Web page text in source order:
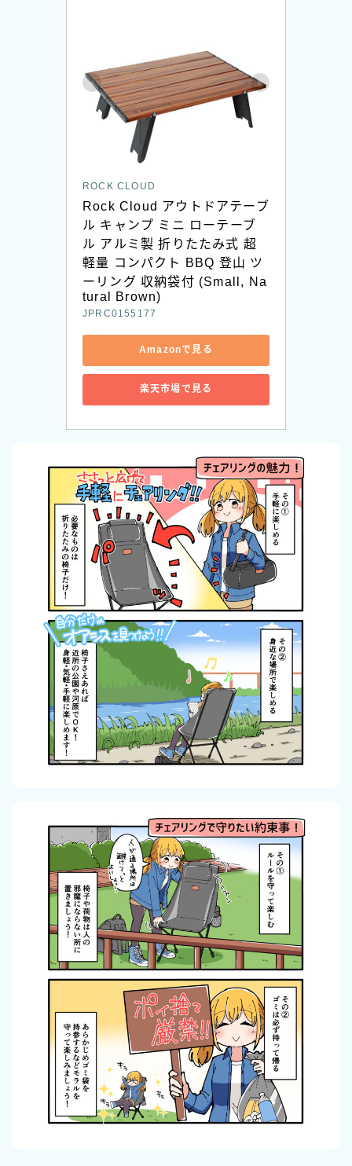
ROCK CLOUD
Rock Cloud アウトドアテーブ
ル キャンプ ミニ ローテーブ
ル アルミ製 折りたたみ式 超
軽量 コンパクト BBQ 登山 ツ
ーリング 収納袋付 (Small, Na
tural Brown)
JPRC0155177
Amazonで見る
楽天市場で見る